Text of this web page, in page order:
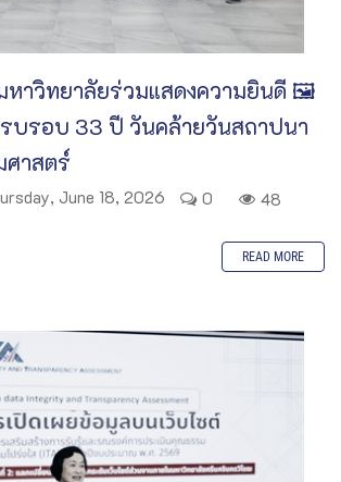
หาวิทยาลัยร่วมแสดงความยินดี 🖼️
บรอบ 33 ปี วันคล้ายวันสถาปนา
าสตร์
June 18, 2026 0 48
READ MORE